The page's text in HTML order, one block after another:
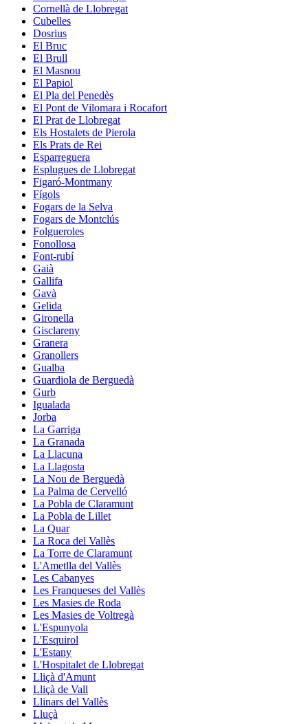
Cornellà de Llobregat
Cubelles
Dosrius
El Bruc
El Brull
El Masnou
El Papiol
El Pla del Penedès
El Pont de Vilomara i Rocafort
El Prat de Llobregat
Els Hostalets de Pierola
Els Prats de Rei
Esparreguera
Esplugues de Llobregat
Figaró-Montmany
Fígols
Fogars de la Selva
Fogars de Montclús
Folgueroles
Fonollosa
Font-rubí
Gaià
Gallifa
Gavà
Gelida
Gironella
Gisclareny
Granera
Granollers
Gualba
Guardiola de Berguedà
Gurb
Igualada
Jorba
La Garriga
La Granada
La Llacuna
La Llagosta
La Nou de Berguedà
La Palma de Cervelló
La Pobla de Claramunt
La Pobla de Lillet
La Quar
La Roca del Vallès
La Torre de Claramunt
L'Ametlla del Vallès
Les Cabanyes
Les Franqueses del Vallès
Les Masies de Roda
Les Masies de Voltregà
L'Espunyola
L'Esquirol
L'Estany
L'Hospitalet de Llobregat
Lliçà d'Amunt
Lliçà de Vall
Llinars del Vallès
Lluçà